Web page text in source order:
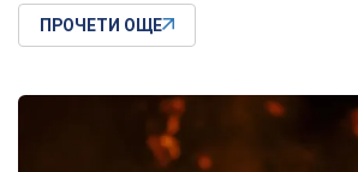
ПРОЧЕТИ ОЩЕ